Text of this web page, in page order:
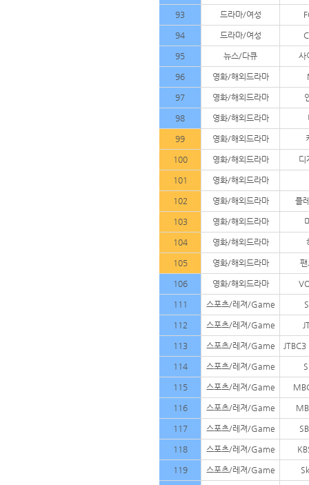
93 드라마/여성
94 드라마/여성
95 뉴스/다큐 사
96 영화/해외드라마
97 영화/해외드라마
98 영화/해외드라마
99 영화/해외드라마
100 영화/해외드라마 디
101 영화/해외드라마
102 영화/해외드라마 플
103 영화/해외드라마
104 영화/해외드라마
105 영화/해외드라마
106 영화/해외드라마
111 스포츠/레져/Game
112 스포츠/레져/Game
113 스포츠/레져/Game
114 스포츠/레져/Game
115 스포츠/레져/Game
116 스포츠/레져/Game
117 스포츠/레져/Game
118 스포츠/레져/Game
119 스포츠/레져/Game